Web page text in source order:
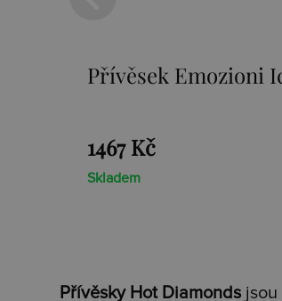
Ice Coin
Přívěsek
1467 Kč
Skladem
Přívěsky Hot Diamonds